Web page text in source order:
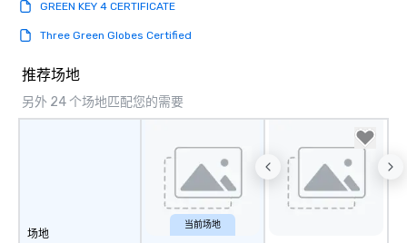
GREEN KEY 4 CERTIFICATE
Three Green Globes Certified
推荐场地
另外 24 个场地匹配您的需要
场地
当前场地